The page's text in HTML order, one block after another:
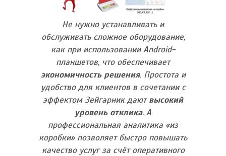
Не нужно устанавливать и
обслуживать сложное оборудование,
как при использовании Android-
планшетов, что обеспечивает
экономичность решения. Простота и
удобство для клиентов в сочетании с
эффектом Зейгарник даютвысокий
уровень отклика. А
профессиональная аналитика «из
коробки» позволяет быстро повышать
качество услуг за счёт оперативного